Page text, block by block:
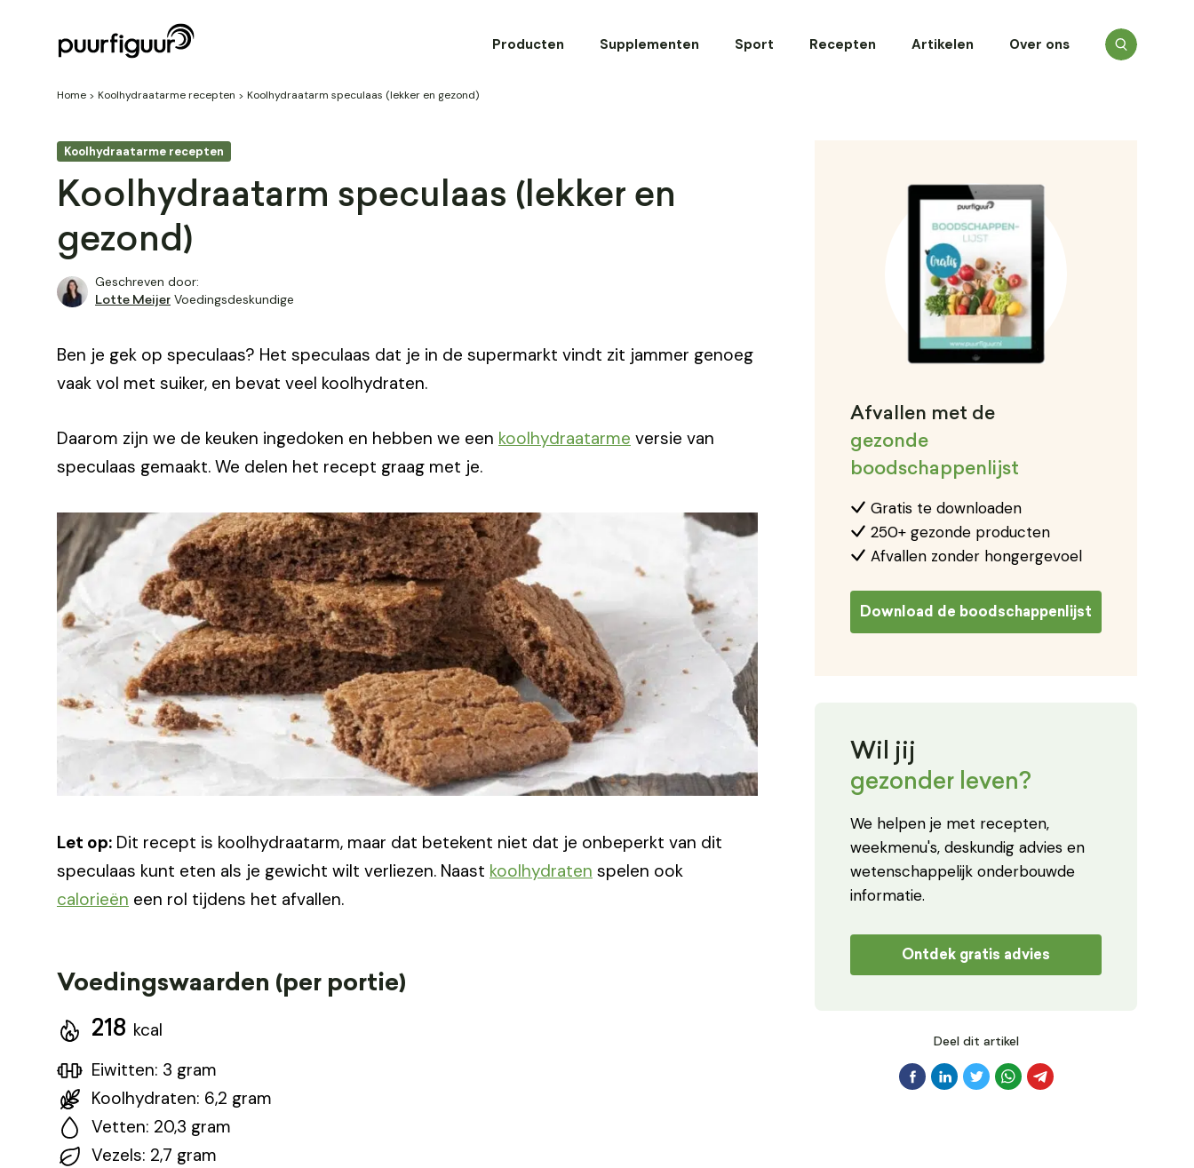
Producten Supplementen Sport Recepten Artikelen Over ons
Home Koolhydraatarme recepten Koolhydraatarm speculaas (lekker en gezond)
Koolhydraatarme recepten
Koolhydraatarm speculaas (lekker en
gezond)
Geschreven door:
Lotte Meijer Voedingsdeskundige
Ben je gek op speculaas? Het speculaas dat je in de supermarkt vindt zit jammer genoeg
vaak vol met suiker, en bevat veel koolhydraten.
Daarom zijn we de keuken ingedoken en hebben we een koolhydraatarme versie van
speculaas gemaakt. We delen het recept graag met je.
Let op: Dit recept is koolhydraatarm, maar dat betekent niet dat je onbeperkt van dit
speculaas kunt eten als je gewicht wilt verliezen. Naast koolhydraten spelen ook
calorieën een rol tijdens het afvallen.
Voedingswaarden (per portie)
218 kcal
Eiwitten: 3 gram
Koolhydraten: 6,2 gram
Vetten: 20,3 gram
Vezels: 2,7 gram
Afvallen met de
gezonde
boodschappenlijst
Gratis te downloaden
250+ gezonde producten
Afvallen zonder hongergevoel
Download de boodschappenlijst
Wil jij
gezonder leven?
We helpen je met recepten,
weekmenu's, deskundig advies en
wetenschappelijk onderbouwde
informatie.
Ontdek gratis advies
Deel dit artikel